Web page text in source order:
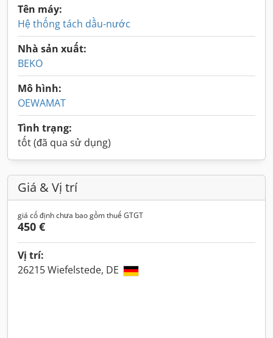
Tên máy:
Hệ thống tách dầu-nước
Nhà sản xuất:
BEKO
Mô hình:
OEWAMAT
Tình trạng:
tốt (đã qua sử dụng)
Giá & Vị trí
giá cố định chưa bao gồm thuế GTGT
450 €
Vị trí:
26215 Wiefelstede, DE